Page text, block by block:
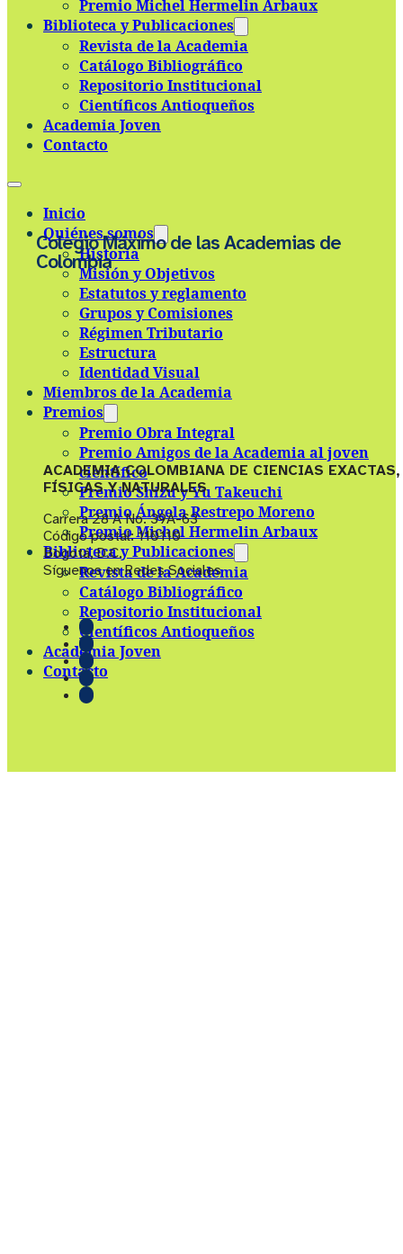
Skip to main contentSkip to footer
Premio Michel Hermelin Arbaux
Biblioteca y Publicaciones
Revista de la Academia
Catálogo Bibliográfico
Repositorio Institucional
Científicos Antioqueños
Academia Joven
Contacto
Inicio
Quiénes somos
Historia
Misión y Objetivos
Estatutos y reglamento
Grupos y Comisiones
Régimen Tributario
Estructura
Identidad Visual
Miembros de la Academia
Premios
Premio Obra Integral
Premio Amigos de la Academia al joven
científico
Premio Shizu y Yu Takeuchi
Premio Ángela Restrepo Moreno
Premio Michel Hermelin Arbaux
Biblioteca y Publicaciones
Revista de la Academia
Catálogo Bibliográfico
Repositorio Institucional
Científicos Antioqueños
Academia Joven
Contacto
Colegio Máximo de las Academias de
Colombia
ACADEMIA COLOMBIANA DE CIENCIAS EXACTAS,
FÍSICAS Y NATURALES
Carrera 28 A No. 39A-63
Código postal: 110110
Bogotá, D.C.
Síguenos en Redes Sociales